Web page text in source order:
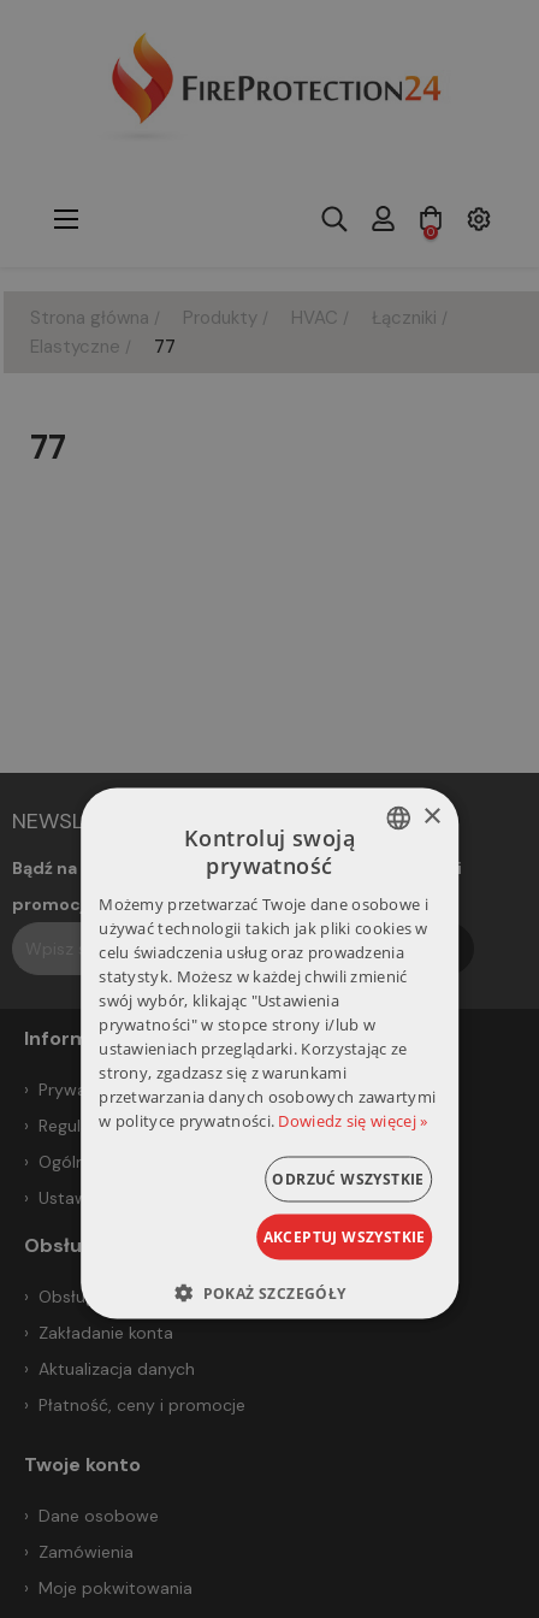
Toggle
navigation
☰ 0
Strona główna Produkty HVAC
Łączniki
Elastyczne
77
77
NEWSLETTER
Bądź na bieżąco! Otrzymuj informacje o nowościach i
promocjach. Dołącz do naszego newslettera.
Subskrybuj
Informacje
Prywatność i bezpieczeństwo
Regulamin
Ogólne warunki sprzedaży
Ustawienia prywatności
Obsługa klienta
Obsługa klienta
Zakładanie konta
Aktualizacja danych
Płatność, ceny i promocje
Twoje konto
Dane osobowe
Zamówienia
Moje pokwitowania
ENGLISH
×
Kontroluj swoją
prywatność
Możemy przetwarzać Twoje dane osobowe i
używać technologii takich jak pliki cookies w
celu świadczenia usług oraz prowadzenia
statystyk. Możesz w każdej chwili zmienić
swój wybór, klikając "Ustawienia
prywatności" w stopce strony i/lub w
ustawieniach przeglądarki. Korzystając ze
strony, zgadzasz się z warunkami
przetwarzania danych osobowych zawartymi
w polityce prywatności. Dowiedz się więcej »
AKCEPTUJ WSZYSTKIE
ODRZUĆ WSZYSTKIE
POKAŻ SZCZEGÓŁY